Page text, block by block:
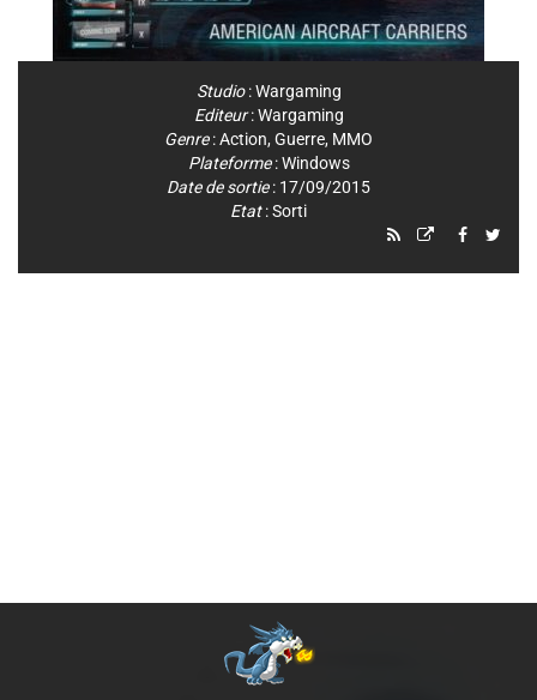
Studio:Wargaming
Editeur:Wargaming
Genre:Action, Guerre, MMO
Plateforme:Windows
Date de sortie: 17/09/2015
Etat: Sorti